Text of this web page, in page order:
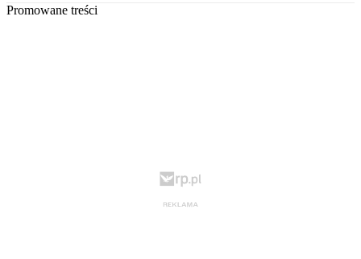
Promowane treści